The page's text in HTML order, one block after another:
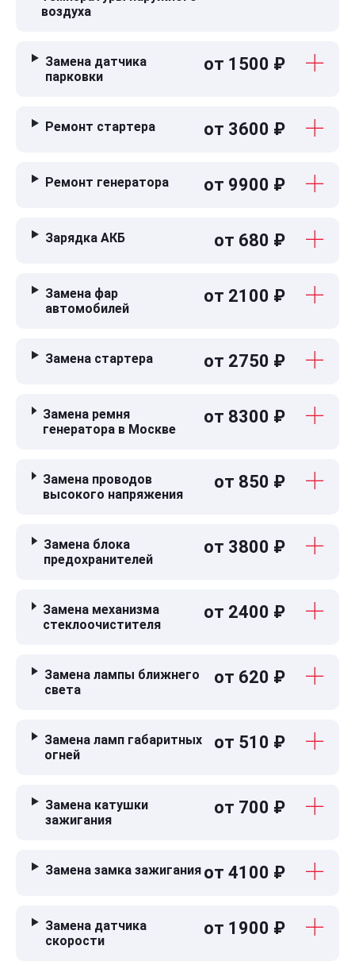
воздуха
Замена датчика
парковки
от 1500 ₽
Ремонт стартера от 3600 ₽
Ремонт генератора от 9900 ₽
Зарядка АКБ от 680 ₽
Замена фар
автомобилей
от 2100 ₽
Замена стартера от 2750 ₽
Замена ремня
генератора в Москве
от 8300 ₽
Замена проводов
высокого напряжения
от 850 ₽
Замена блока
предохранителей
от 3800 ₽
Замена механизма
стеклоочистителя
от 2400 ₽
Замена лампы ближнего
света
от 620 ₽
Замена ламп габаритных
огней
от 510 ₽
Замена катушки
зажигания
от 700 ₽
Замена замка зажигания от 4100 ₽
Замена датчика
скорости
от 1900 ₽